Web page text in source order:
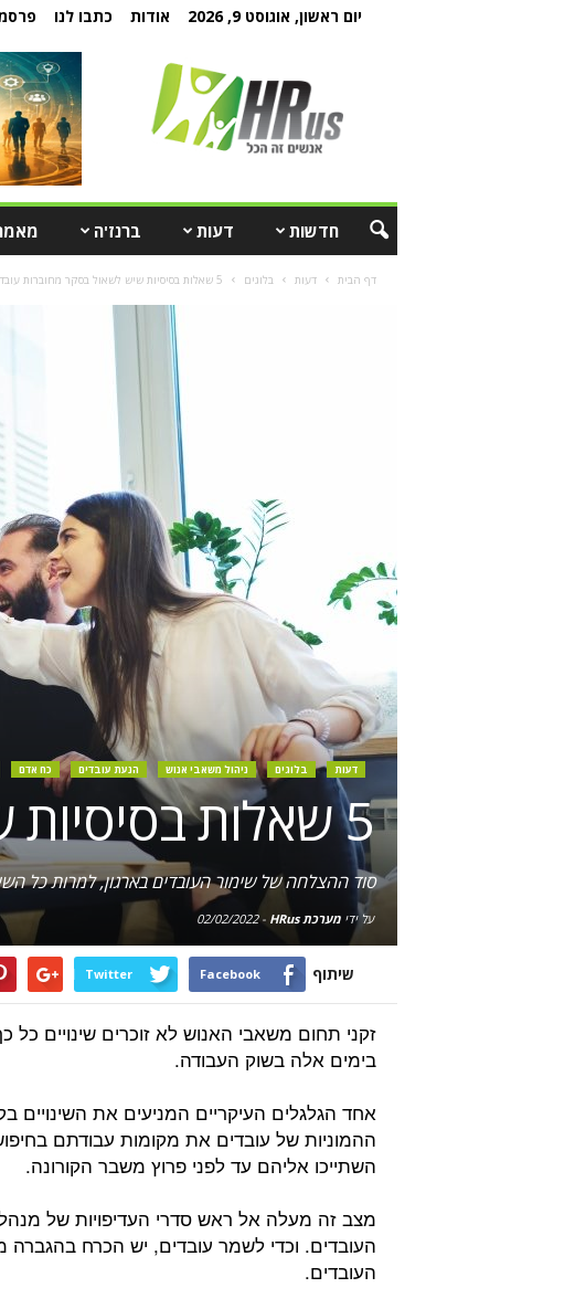
יום ראשון, אוגוסט 9, 2026 אודות כתבו לנו
חדשות דעות ברנז'ה
דף הבית דעות בלוגים 5 שאלות בסיסיות שיש לשאול בסקר מחוברות עובדים
דעות בלוגים ניהול משאבי אנוש הנעת עובדים כח אדם
5 שאלות בסיסיות שיש לשאול בסקר מחוברות עובדים
סוד ההצלחה של שימור העובדים בארגון, למרות כל
על ידימערכת HRus -
02/02/2022
שיתוף Facebook
Twitter
זקני תחום משאבי האנוש לא זוכרים שינויים כל
בימים אלה בשוק העבודה.
אחד הגלגלים העיקריים המניעים את
ההמוניות של עובדים את מקומות עבודתם
השתייכו אליהם עד לפני פרוץ משבר הקורונה.
מצב זה מעלה אל ראש סדרי העדיפויות של
העובדים. וכדי לשמר עובדים, יש הכרח
העובדים.